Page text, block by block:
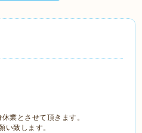
業とさせて頂きます。
い致します。